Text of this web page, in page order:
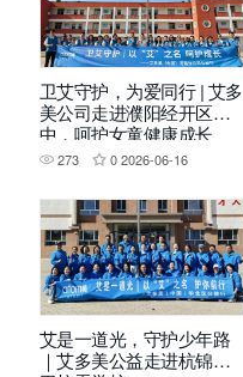
卫艾守护，为爱同行 | 艾多
美公司走进濮阳经开区二
中，呵护女童健康成长
273 0 2026-06-16
艾是一道光，守护少年路
｜艾多美公益走进杭锦旗